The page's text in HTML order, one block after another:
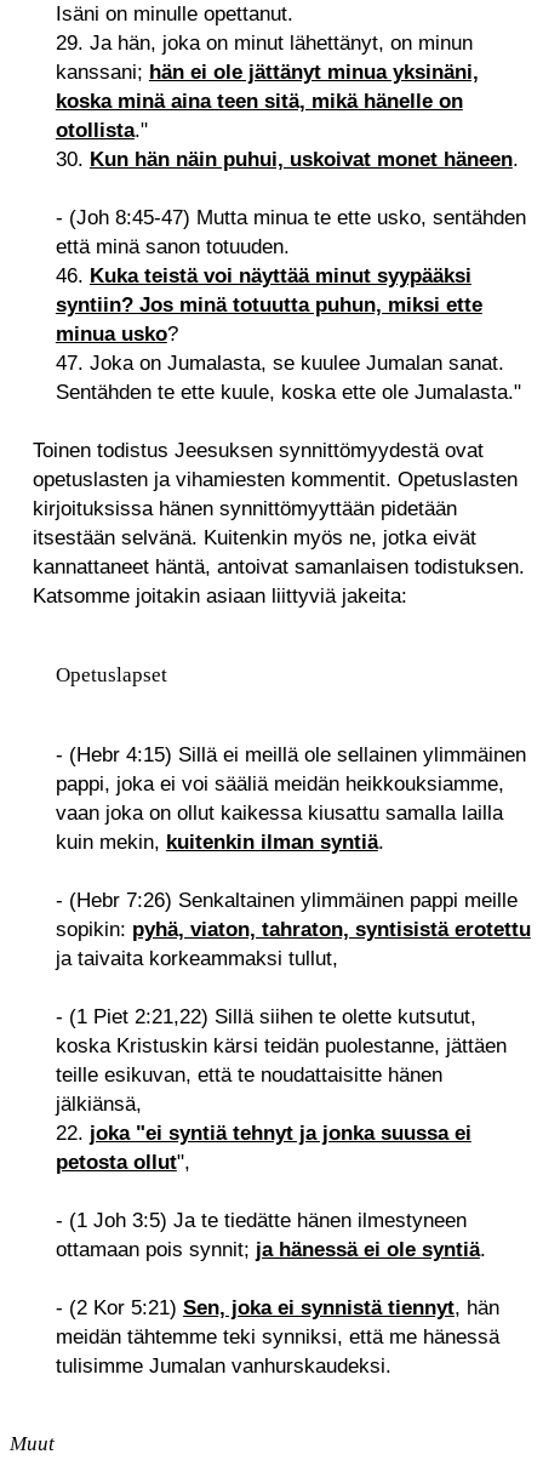
Isäni on minulle opettanut.
29. Ja hän, joka on minut lähettänyt, on minun
kanssani; hän ei ole jättänyt minua yksinäni,
koska minä aina teen sitä, mikä hänelle on
otollista."
30. Kun hän näin puhui, uskoivat monet häneen.
- (Joh 8:45-47) Mutta minua te ette usko, sentähden
että minä sanon totuuden.
46. Kuka teistä voi näyttää minut syypääksi
syntiin? Jos minä totuutta puhun, miksi ette
minua usko?
47. Joka on Jumalasta, se kuulee Jumalan sanat.
Sentähden te ette kuule, koska ette ole Jumalasta."
Toinen todistus Jeesuksen synnittömyydestä ovat
opetuslasten ja vihamiesten kommentit. Opetuslasten
kirjoituksissa hänen synnittömyyttään pidetään
itsestään selvänä. Kuitenkin myös ne, jotka eivät
kannattaneet häntä, antoivat samanlaisen todistuksen.
Katsomme joitakin asiaan liittyviä jakeita:
Opetuslapset
- (Hebr 4:15) Sillä ei meillä ole sellainen ylimmäinen
pappi, joka ei voi sääliä meidän heikkouksiamme,
vaan joka on ollut kaikessa kiusattu samalla lailla
kuin mekin, kuitenkin ilman syntiä.
- (Hebr 7:26) Senkaltainen ylimmäinen pappi meille
sopikin: pyhä, viaton, tahraton, syntisistä erotettu
ja taivaita korkeammaksi tullut,
- (1 Piet 2:21,22) Sillä siihen te olette kutsutut,
koska Kristuskin kärsi teidän puolestanne, jättäen
teille esikuvan, että te noudattaisitte hänen
jälkiänsä,
22. joka "ei syntiä tehnyt ja jonka suussa ei
petosta ollut",
- (1 Joh 3:5) Ja te tiedätte hänen ilmestyneen
ottamaan pois synnit; ja hänessä ei ole syntiä.
- (2 Kor 5:21) Sen, joka ei synnistä tiennyt, hän
meidän tähtemme teki synniksi, että me hänessä
tulisimme Jumalan vanhurskaudeksi.
Muut